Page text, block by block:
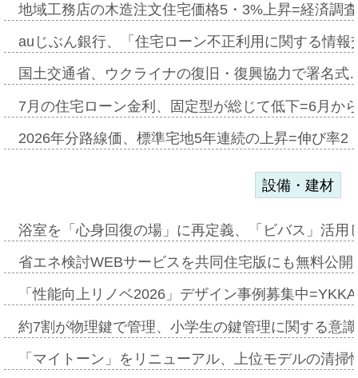
地域工務店の木造注文住宅価格5・3%上昇=経済調
auじぶん銀行、「住宅ローン不正利用に関する情
国土交通省、ウクライナの復旧・復興協力で署名
7月の住宅ローン金利、固定型が総じて低下=6月か
2026年分路線価、標準宅地5年連続の上昇=伸び率
設備・建材
浴室を「心身回復の場」に再定義、「ビバス」活
省エネ検討WEBサービスを共同住宅版にも無料公
「性能向上リノベ2026」デザイン事例募集中
約7割が物理鍵で管理、小学生の鍵管理に関する意
「マイトーン」をリニューアル、上位モデルの清